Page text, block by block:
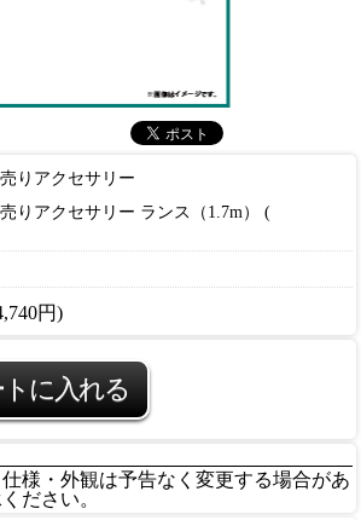
りアクセサリー
りアクセサリー ランス（1.7m） (
円)
様・外観は予告なく変更する場合があ
ださい。